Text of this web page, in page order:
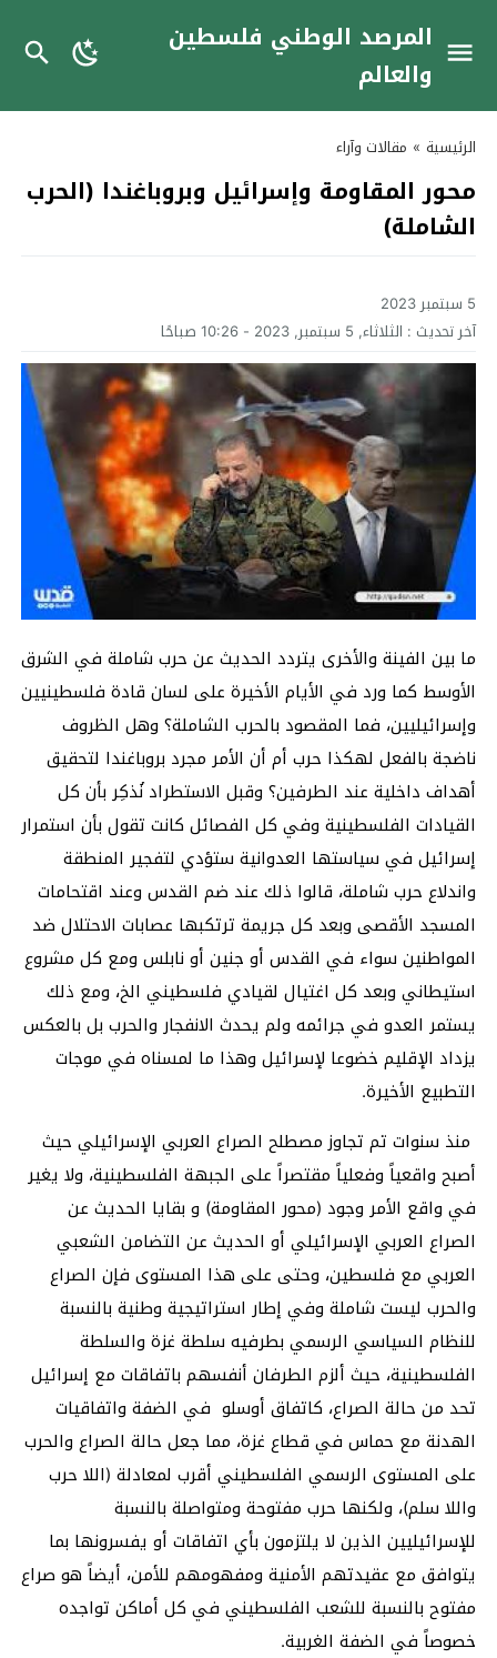
المرصد الوطني فلسطين
والعالم
الرئيسية » مقالات وآراء
محور المقاومة وإسرائيل وبروباغندا (الحرب
الشاملة)
5 سبتمبر 2023
آخر تحديث : الثلاثاء, 5 سبتمبر, 2023 - 10:26 صباحًا
ما بين الفينة والأخرى يتردد الحديث عن حرب شاملة في الشرق
الأوسط كما ورد في الأيام الأخيرة على لسان قادة فلسطينيين
وإسرائيليين، فما المقصود بالحرب الشاملة؟ وهل الظروف
ناضجة بالفعل لهكذا حرب أم أن الأمر مجرد بروباغندا لتحقيق
أهداف داخلية عند الطرفين؟ وقبل الاستطراد نُذكِر بأن كل
القيادات الفلسطينية وفي كل الفصائل كانت تقول بأن استمرار
إسرائيل في سياستها العدوانية ستؤدي لتفجير المنطقة
واندلاع حرب شاملة، قالوا ذلك عند ضم القدس وعند اقتحامات
المسجد الأقصى وبعد كل جريمة ترتكبها عصابات الاحتلال ضد
المواطنين سواء في القدس أو جنين أو نابلس ومع كل مشروع
استيطاني وبعد كل اغتيال لقيادي فلسطيني الخ، ومع ذلك
يستمر العدو في جرائمه ولم يحدث الانفجار والحرب بل بالعكس
يزداد الإقليم خضوعا لإسرائيل وهذا ما لمسناه في موجات
التطبيع الأخيرة.
منذ سنوات تم تجاوز مصطلح الصراع العربي الإسرائيلي حيث
أصبح واقعياً وفعلياً مقتصراً على الجبهة الفلسطينية، ولا يغير
في واقع الأمر وجود (محور المقاومة) و بقايا الحديث عن
الصراع العربي الإسرائيلي أو الحديث عن التضامن الشعبي
العربي مع فلسطين، وحتى على هذا المستوى فإن الصراع
والحرب ليست شاملة وفي إطار استراتيجية وطنية بالنسبة
للنظام السياسي الرسمي بطرفيه سلطة غزة والسلطة
الفلسطينية، حيث ألزم الطرفان أنفسهم باتفاقات مع إسرائيل
تحد من حالة الصراع، كاتفاق أوسلو في الضفة واتفاقيات
الهدنة مع حماس في قطاع غزة، مما جعل حالة الصراع والحرب
على المستوى الرسمي الفلسطيني أقرب لمعادلة (اللا حرب
واللا سلم)، ولكنها حرب مفتوحة ومتواصلة بالنسبة
للإسرائيليين الذين لا يلتزمون بأي اتفاقات أو يفسرونها بما
يتوافق مع عقيدتهم الأمنية ومفهومهم للأمن، أيضاً هو صراع
مفتوح بالنسبة للشعب الفلسطيني في كل أماكن تواجده
خصوصاً في الضفة الغربية.